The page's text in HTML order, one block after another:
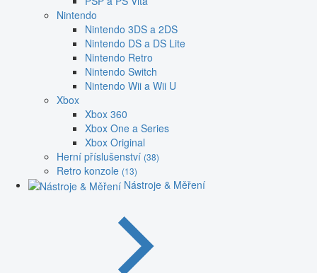
Nintendo
Nintendo 3DS a 2DS
Nintendo DS a DS Lite
Nintendo Retro
Nintendo Switch
Nintendo Wii a Wii U
Xbox
Xbox 360
Xbox One a Series
Xbox Original
Herní příslušenství (38)
Retro konzole (13)
Nástroje & Měření